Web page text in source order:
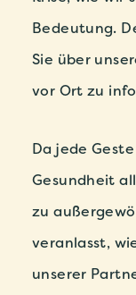
Bedeutung.
Sie über
vor Ort zu
Da jede
Gesundheit
zu
veranlasst,
unserer